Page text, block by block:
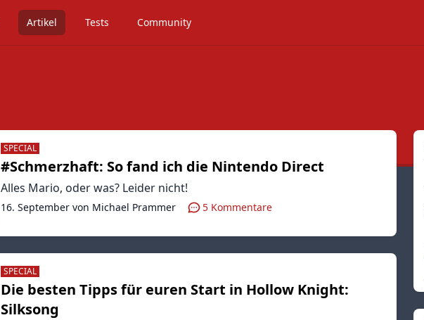
Artikel Tests Community
SPECIAL
#Schmerzhaft: So fand ich die Nintendo Direct
Alles Mario, oder was? Leider nicht!
16. September von Michael Prammer 5 Kommentare
SPECIAL
Die besten Tipps für euren Start in Hollow Knight:
Silksong